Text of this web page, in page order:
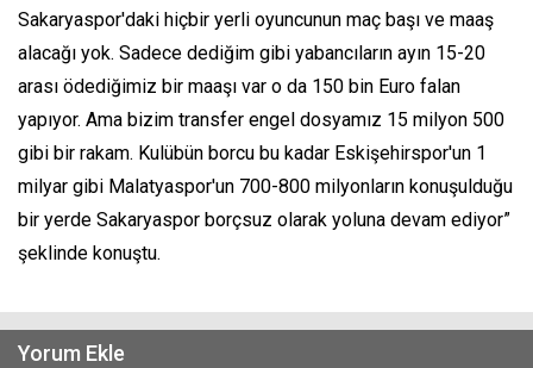
Sakaryaspor'daki hiçbir yerli oyuncunun maç başı ve maaş
alacağı yok. Sadece dediğim gibi yabancıların ayın 15-20
arası ödediğimiz bir maaşı var o da 150 bin Euro falan
yapıyor. Ama bizim transfer engel dosyamız 15 milyon 500
gibi bir rakam. Kulübün borcu bu kadar Eskişehirspor'un 1
milyar gibi Malatyaspor'un 700-800 milyonların konuşulduğu
bir yerde Sakaryaspor borçsuz olarak yoluna devam ediyor”
şeklinde konuştu.
Yorum Ekle